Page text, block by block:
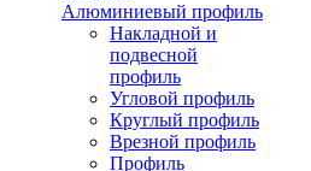
Алюминиевый профиль
Накладной и
подвесной
профиль
Угловой профиль
Круглый профиль
Врезной профиль
Профиль